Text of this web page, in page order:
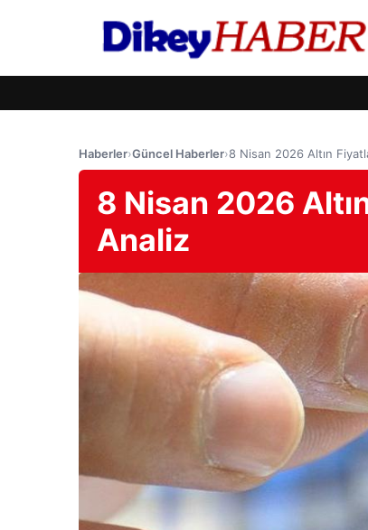
Haberler›Güncel Haberler›8 Nisan 2026 Altın
8 Nisan 2026
Analiz